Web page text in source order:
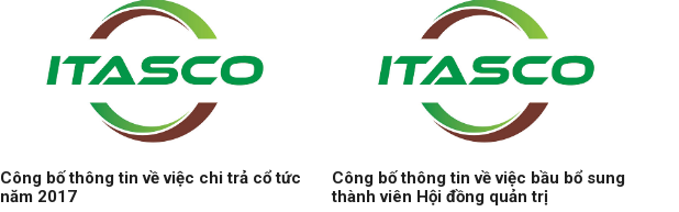
Công bố thông tin về việc chi trả cổ tức
năm 2017
Công bố thông tin về việc bầu bổ sung
thành viên Hội đồng quản trị